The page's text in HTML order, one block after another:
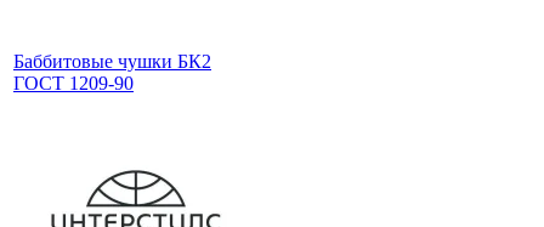
Баббитовые чушки БК2
ГОСТ 1209-90